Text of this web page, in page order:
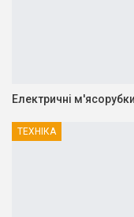
Електричні
ТЕХНІКА